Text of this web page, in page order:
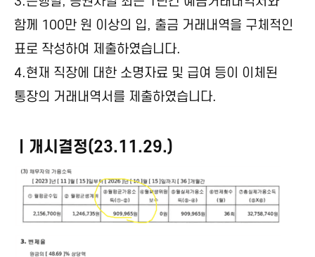
함께 100만 원 이상의 입, 출금 거래내역을 구체적인
표로 작성하여 제출하였습니다.
4.현재 직장에 대한 소명자료 및 급여 등이 이체된
통장의 거래내역서를 제출하였습니다.
ㅣ개시결정(23.11.29.)